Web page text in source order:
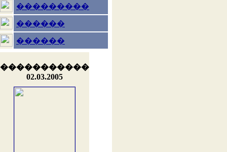
���������
������
������
�����������
02.03.2005